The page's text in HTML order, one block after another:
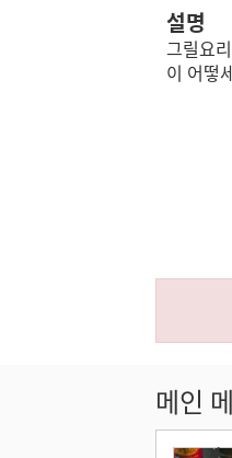
설명
그릴요
이 어떻
메인